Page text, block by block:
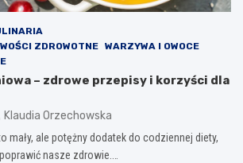
ZDROWOTNE WARZYWA I OWOCE
– zdrowe przepisy i korzyści dla
Klaudia Orzechowska
mały, ale potężny dodatek do codziennej diety,
nasze zdrowie.…